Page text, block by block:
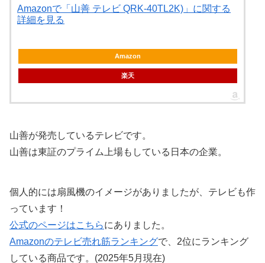
Amazonで「山善 テレビ QRK-40TL2K)」に関する
詳細を見る
Amazon
楽天
山善が発売しているテレビです。
山善は東証のプライム上場もしている日本の企業。
個人的には扇風機のイメージがありましたが、テレビも作
っています！
公式のページはこちらにありました。
Amazonのテレビ売れ筋ランキングで、2位にランキング
している商品です。(2025年5月現在)